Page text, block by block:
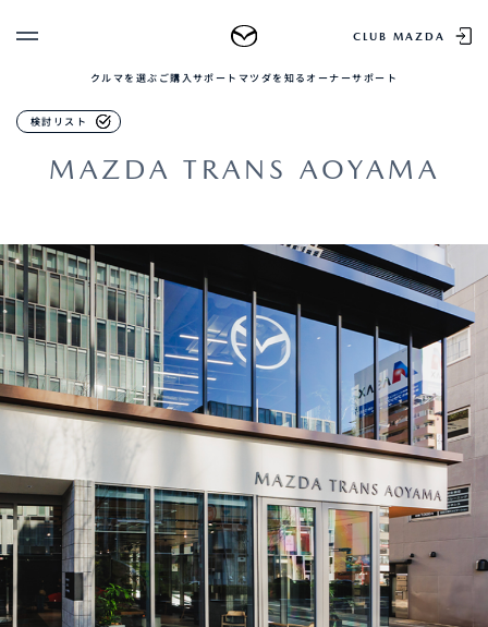
CLUB MAZDA
クルマを選ぶ ご購入サポート マツダを知る オーナーサポート
検討リスト
MAZDAのSUV比較
ご購入サポート
クルマ購入ガイド
カンタン見積り
販売店検索
試乗車検索
購入相談
マツダを知る
オーナーサポート
MYページTOP
お知らせ配信の登録・解除
ログアウト
MAZDA TRANS AOYAMA
MAZDA TRANS AOYAMA